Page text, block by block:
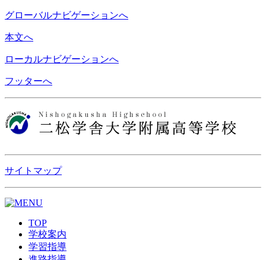
グローバルナビゲーションへ
本文へ
ローカルナビゲーションへ
フッターへ
サイトマップ
TOP
学校案内
学習指導